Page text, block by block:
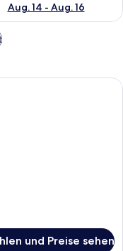
Aug. 14 - Aug. 16
mit einem Bett,
und Preise sehen